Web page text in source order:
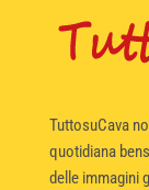
TuttosuCava
quotidiana
delle immagini